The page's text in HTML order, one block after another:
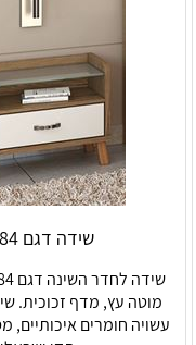
שידה דגם 484 רא
מוטה עץ, מדף זכוכית.
עשויה חומרים איכותיים,